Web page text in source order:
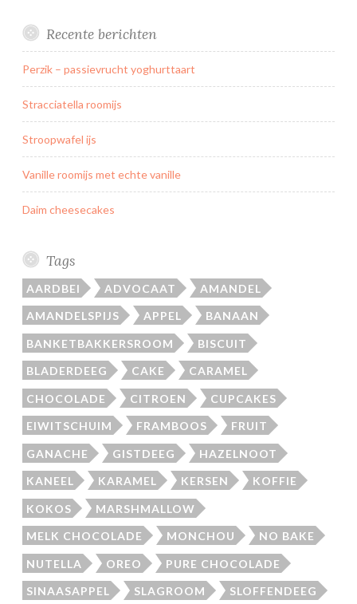
Recente berichten
Perzik – passievrucht yoghurttaart
Stracciatella roomijs
Stroopwafel ijs
Vanille roomijs met echte vanille
Daim cheesecakes
Tags
AARDBEI ADVOCAAT AMANDEL
AMANDELSPIJS APPEL BANAAN
BANKETBAKKERSROOM BISCUIT
BLADERDEEG CAKE CARAMEL
CHOCOLADE CITROEN CUPCAKES
EIWITSCHUIM FRAMBOOS FRUIT
GANACHE GISTDEEG HAZELNOOT
KANEEL KARAMEL KERSEN KOFFIE
KOKOS MARSHMALLOW
MELK CHOCOLADE MONCHOU NO BAKE
NUTELLA OREO PURE CHOCOLADE
SINAASAPPEL SLAGROOM SLOFFENDEEG